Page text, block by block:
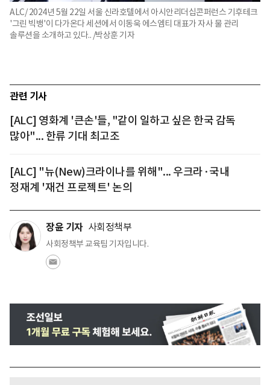
ALC/ 2024년 5월 22일 서울 신라호텔에서 아시안리더십콘퍼런스 기후테크
'그린 빅뱅'이 다가온다 세션에서 이동욱 에스엠티 대표가 자사 물 관리
솔루션을 소개하고 있다.. /박상훈 기자
관련 기사
[ALC] 영화계 '큰손'들, "같이 일하고 싶은 한국 감독
많아"... 한류 기대 최고조
[ALC] "뉴(New)크라이나를 위해"... 우크라·국내
정재계 '재건 프로젝트' 논의
장윤 기자 사회정책부
사회정책부 교육팀 기자입니다.